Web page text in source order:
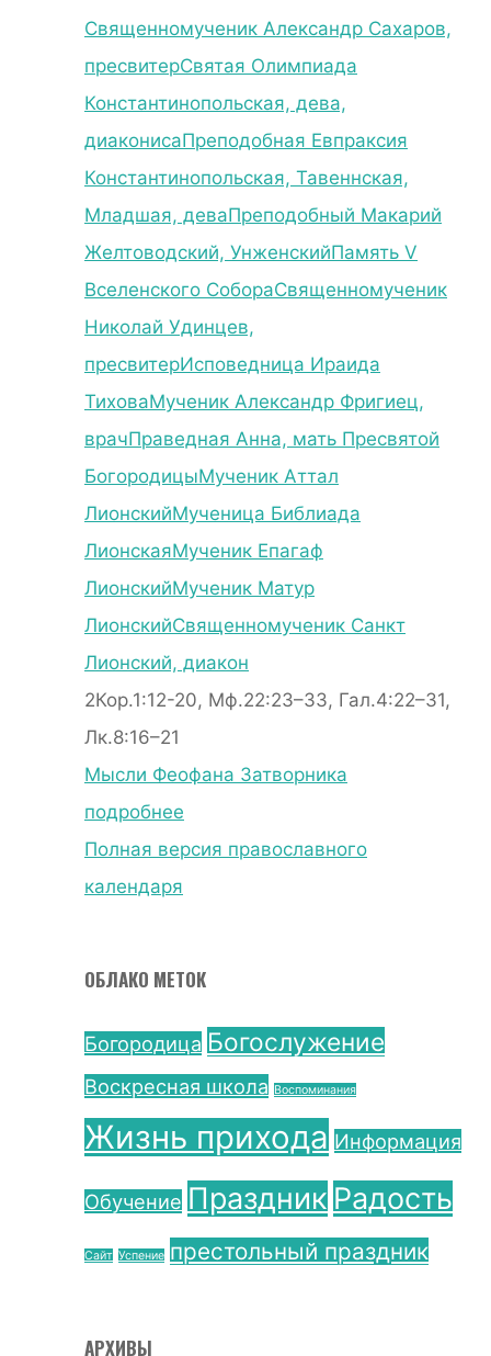
Священномученик Александр Сахаров,
пресвитерСвятая Олимпиада
Константинопольская, дева,
диаконисаПреподобная Евпраксия
Константинопольская, Тавеннская,
Младшая, деваПреподобный Макарий
Желтоводский, УнженскийПамять V
Вселенского СобораСвященномученик
Николай Удинцев,
пресвитерИсповедница Ираида
ТиховаМученик Александр Фригиец,
врачПраведная Анна, мать Пресвятой
БогородицыМученик Аттал
ЛионскийМученица Библиада
ЛионскаяМученик Епагаф
ЛионскийМученик Матур
ЛионскийСвященномученик Санкт
Лионский, диакон
2Кор.1:12-20, Мф.22:23–33, Гал.4:22–31,
Лк.8:16–21
Мысли Феофана Затворника
подробнее
Полная версия православного
календаря
ОБЛАКО МЕТОК
Богородица Богослужение
Воскресная школа Воспоминания
Жизнь прихода Информация
Обучение Праздник Радость
Сайт Успение престольный праздник
АРХИВЫ